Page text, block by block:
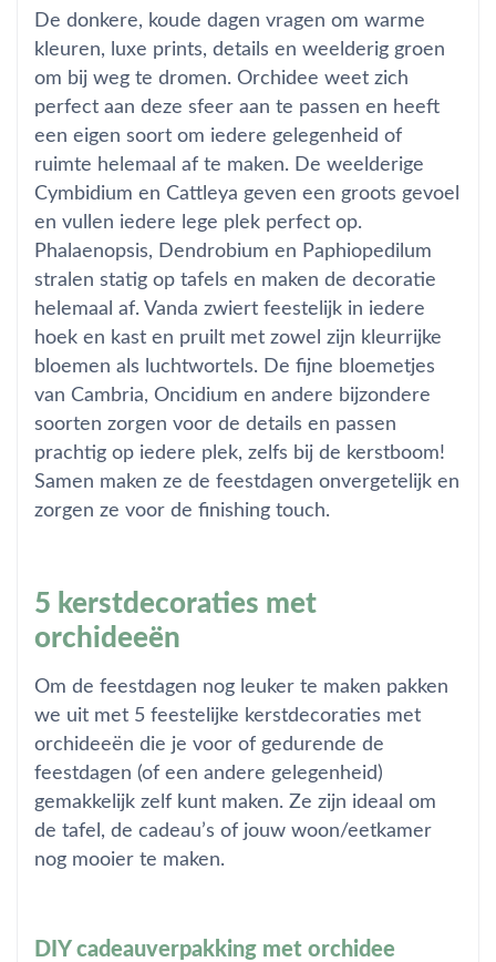
De donkere, koude dagen vragen om warme
kleuren, luxe prints, details en weelderig groen
om bij weg te dromen. Orchidee weet zich
perfect aan deze sfeer aan te passen en heeft
een eigen soort om iedere gelegenheid of
ruimte helemaal af te maken. De weelderige
Cymbidium en Cattleya geven een groots gevoel
en vullen iedere lege plek perfect op.
Phalaenopsis, Dendrobium en Paphiopedilum
stralen statig op tafels en maken de decoratie
helemaal af. Vanda zwiert feestelijk in iedere
hoek en kast en pruilt met zowel zijn kleurrijke
bloemen als luchtwortels. De fijne bloemetjes
van Cambria, Oncidium en andere bijzondere
soorten zorgen voor de details en passen
prachtig op iedere plek, zelfs bij de kerstboom!
Samen maken ze de feestdagen onvergetelijk en
zorgen ze voor de finishing touch.
5 kerstdecoraties met
orchideeën
Om de feestdagen nog leuker te maken pakken
we uit met 5 feestelijke kerstdecoraties met
orchideeën die je voor of gedurende de
feestdagen (of een andere gelegenheid)
gemakkelijk zelf kunt maken. Ze zijn ideaal om
de tafel, de cadeau’s of jouw woon/eetkamer
nog mooier te maken.
DIY cadeauverpakking met orchidee